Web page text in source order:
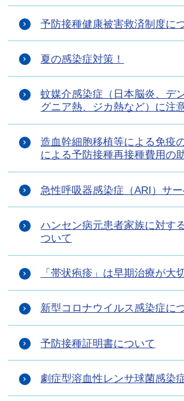
予防接種健康被害救済制度に
夏の感染症対策！
蚊媒介感染症（日本脳炎、デ
グニア熱、ジカ熱など）に注
造血幹細胞移植等による免疫
による予防接種再接種費用の
急性呼吸器感染症（ARI）サ
ハンセン病元患者家族に対す
ついて
「帯状疱疹」は早期治療が大
新型コロナウイルス感染症に
予防接種証明書について
劇症型溶血性レンサ球菌感染